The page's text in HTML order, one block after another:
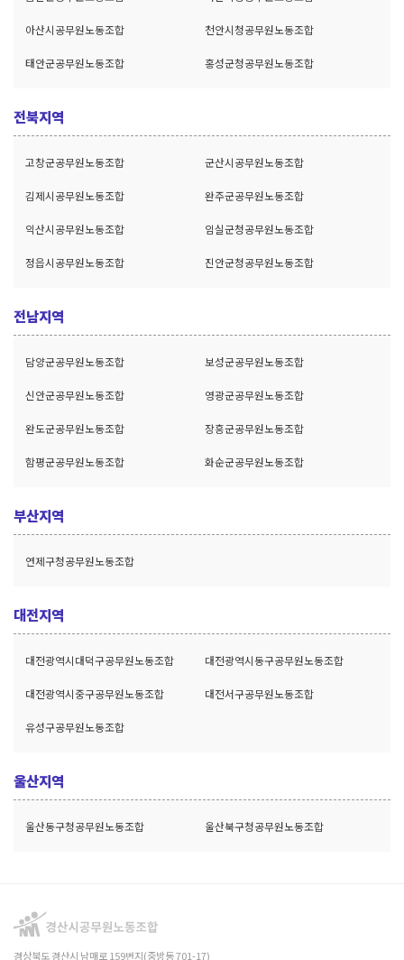
아산시공무원노동조합 천안시청공무원노동조합
태안군공무원노동조합 홍성군청공무원노동조합
전북지역
고창군공무원노동조합 군산시공무원노동조합
김제시공무원노동조합 완주군공무원노동조합
익산시공무원노동조합 임실군청공무원노동조합
정읍시공무원노동조합 진안군청공무원노동조합
전남지역
담양군공무원노동조합 보성군공무원노동조합
신안군공무원노동조합 영광군공무원노동조합
완도군공무원노동조합 장흥군공무원노동조합
함평군공무원노동조합 화순군공무원노동조합
부산지역
연제구청공무원노동조합
대전지역
대전광역시대덕구공무원노동조합 대전광역시동구공무원노동조합
대전광역시중구공무원노동조합 대전서구공무원노동조합
유성구공무원노동조합
울산지역
울산동구청공무원노동조합 울산북구청공무원노동조합
경상북도 경산시 남매로 159번지(중방동 701-17)